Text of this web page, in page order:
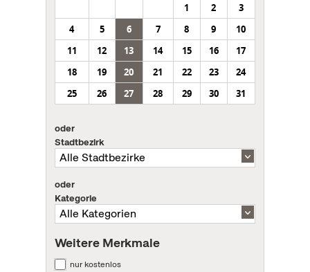
1
2
3
4
5 6 7 8 9
10
11
12 13 14 15 16
17
18
19 20 21 22 23
24
25
26 27 28 29 30 31
oder
Stadtbezirk
oder
Kategorie
Weitere Merkmale
nur kostenlos